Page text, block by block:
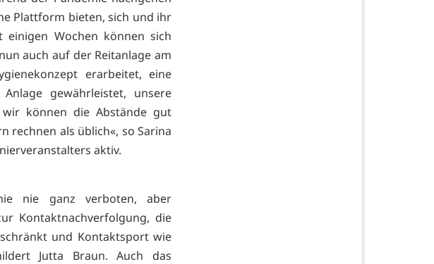
Plattform bieten, sich und ihr
einigen Wochen können sich
auch auf der Reitanlage am
erarbeitet, eine
gewährleistet, unsere
können die Abstände gut
rechnen als üblich«, so Sarina
aktiv.
nie ganz verboten, aber
Kontaktnachverfolgung, die
und Kontaktsport wie
Jutta Braun. Auch das